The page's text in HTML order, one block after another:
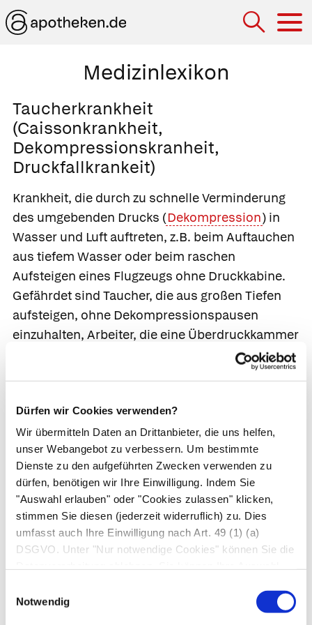
Dürfen wir Cookies verwenden?
Wir übermitteln Daten an Drittanbieter, die uns helfen,
unser Webangebot zu verbessern. Um bestimmte
Dienste zu den aufgeführten Zwecken verwenden zu
dürfen, benötigen wir Ihre Einwilligung. Indem Sie
"Auswahl erlauben" oder "Cookies zulassen" klicken,
stimmen Sie diesen (jederzeit widerruflich) zu. Dies
umfasst auch Ihre Einwilligung nach Art. 49 (1) (a)
DSGVO. Unter "Nur notwendige Cookies" können Sie die
Notwendig
Medizinlexikon
Taucherkrankheit
(Caissonkrankheit,
Dekompressionskranheit,
Druckfallkrankeit)
Krankheit, die durch zu schnelle Verminderung
des umgebenden Drucks (Dekompression) in
Wasser und Luft auftreten, z.B. beim Auftauchen
aus tiefem Wasser oder beim raschen
Aufsteigen eines Flugzeugs ohne Druckkabine.
Gefährdet sind Taucher, die aus großen Tiefen
aufsteigen, ohne Dekompressionspausen
einzuhalten, Arbeiter, die eine Überdruckkammer
zu rasch verlassen, und bei Flugpersonal, das
ohne Druckausgleichsgerät schnell in große
in Blut und Gewebe frei. Die dabei entstehenden
Gasbläschen verstopfen kleine Gefäße in Lunge,
Herz, Innenohr oder dem zentralen
Nervensystem (Gasembolien ) und schädigen so
die betroffenen Organe. Als erstes zeigen sich
Juckreiz (Taucherflöhe) sowie Gelenk- und
Muskelschmerzen. Zudem kann ein plötzlicher
sodass es einreißt oder blutet. Gelegentlich